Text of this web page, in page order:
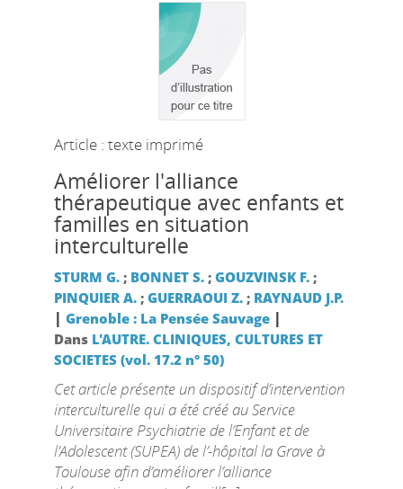
Article : texte imprimé
Améliorer l'alliance
thérapeutique avec enfants et
familles en situation
interculturelle
STURM G.; BONNET S.; GOUZVINSK F.;
PINQUIER A.; GUERRAOUI Z.; RAYNAUD J.P.
| Grenoble : La Pensée Sauvage|
Dans L'AUTRE. CLINIQUES, CULTURES ET
SOCIETES (vol. 17.2 n° 50)
Cet article présente un dispositif d’intervention
interculturelle qui a été créé au Service
Universitaire Psychiatrie de l’Enfant et de
l’Adolescent (SUPEA) de l’-hôpital la Grave à
Toulouse afin d’améliorer l’alliance